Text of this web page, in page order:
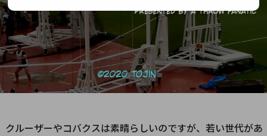
クルーザーやコバクスは素晴らしいのですが、若い世代があ